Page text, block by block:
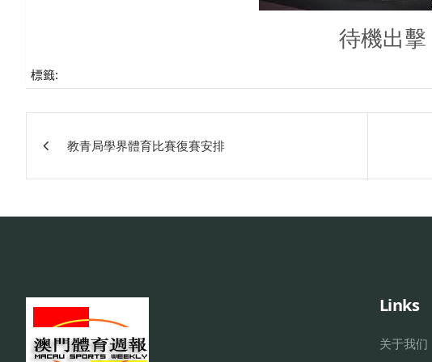
待機出擊
標籤:
章
關
教青局學界體育比賽復賽安排
Links
关于我们